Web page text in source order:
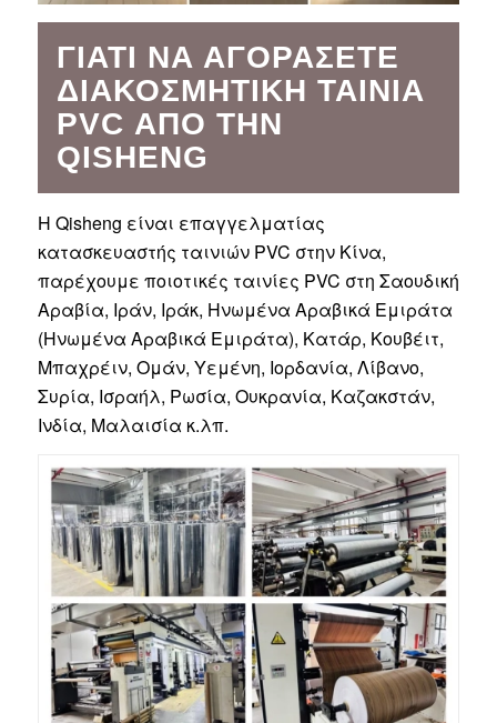
ΓΙΑΤΊ ΝΑ ΑΓΟΡΆΣΕΤΕ
ΔΙΑΚΟΣΜΗΤΙΚΉ ΤΑΙΝΊΑ
PVC ΑΠΌ ΤΗΝ
QISHENG
Η Qisheng είναι επαγγελματίας
κατασκευαστής ταινιών PVC στην Κίνα,
παρέχουμε ποιοτικές ταινίες PVC στη Σαουδική
Αραβία, Ιράν, Ιράκ, Ηνωμένα Αραβικά Εμιράτα
(Ηνωμένα Αραβικά Εμιράτα), Κατάρ, Κουβέιτ,
Μπαχρέιν, Ομάν, Υεμένη, Ιορδανία, Λίβανο,
Συρία, Ισραήλ, Ρωσία, Ουκρανία, Καζακστάν,
Ινδία, Μαλαισία κ.λπ.